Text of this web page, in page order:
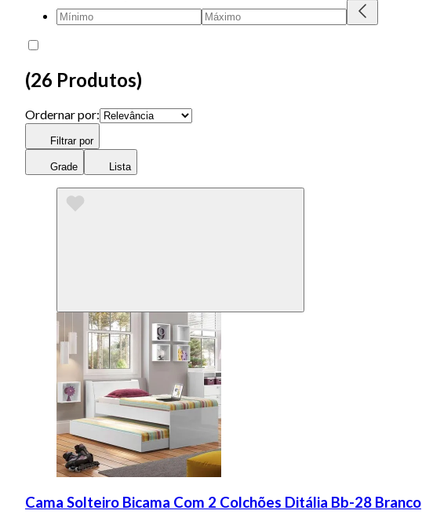
(26 Produtos)
Ordernar por:
Filtrar por
Grade Lista
Cama Solteiro Bicama Com 2 Colchões Ditália Bb-28 Branco